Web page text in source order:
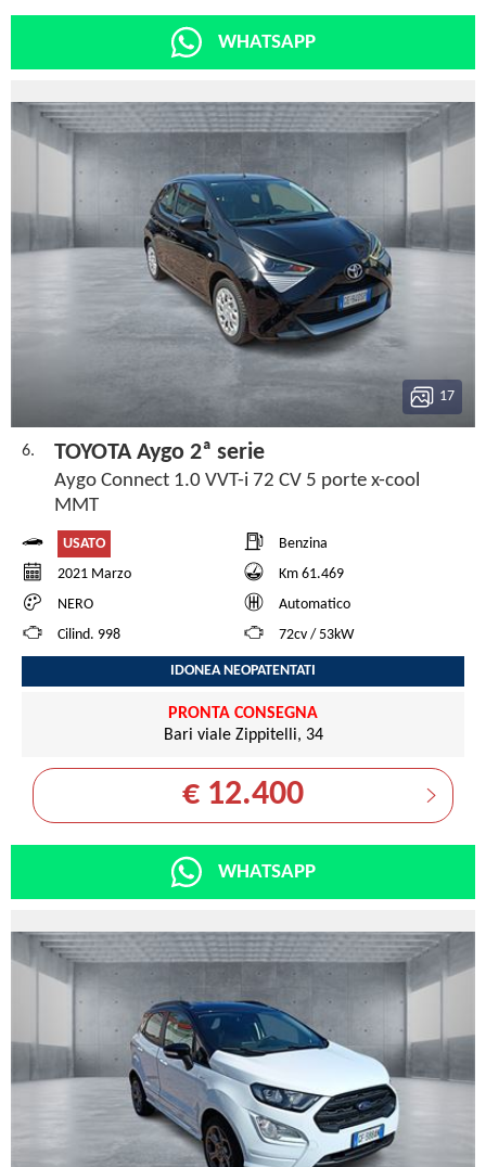
WHATSAPP
17
6. TOYOTA Aygo 2ª serie
Aygo Connect 1.0 VVT-i 72 CV 5 porte x-cool
MMT
USATO
Benzina
2021 Marzo
Km 61.469
NERO
Automatico
Cilind. 998
72cv / 53kW
IDONEA NEOPATENTATI
PRONTA CONSEGNA
Bari viale Zippitelli, 34
€ 12.400
WHATSAPP